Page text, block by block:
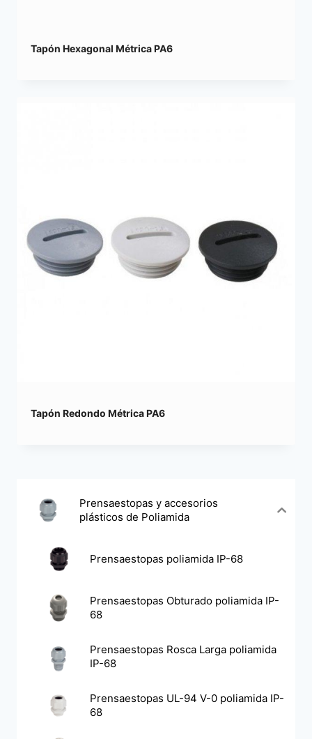
Prensaestopas y accesorios
plásticos de Poliamida
Prensaestopas poliamida IP-68
Prensaestopas Obturado poliamida IP-
68
Prensaestopas Rosca Larga poliamida
IP-68
Prensaestopas UL-94 V-0 poliamida IP-
68
Tapón Hexagonal Métrica PA6
Tapón Redondo Métrica PA6